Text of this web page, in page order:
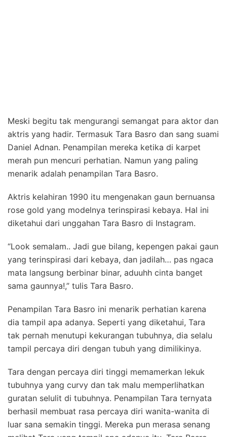
Meski begitu tak mengurangi semangat para aktor dan
aktris yang hadir. Termasuk Tara Basro dan sang suami
Daniel Adnan. Penampilan mereka ketika di karpet
merah pun mencuri perhatian. Namun yang paling
menarik adalah penampilan Tara Basro.
Aktris kelahiran 1990 itu mengenakan gaun bernuansa
rose gold yang modelnya terinspirasi kebaya. Hal ini
diketahui dari unggahan Tara Basro di Instagram.
“Look semalam.. Jadi gue bilang, kepengen pakai gaun
yang terinspirasi dari kebaya, dan jadilah… pas ngaca
mata langsung berbinar binar, aduuhh cinta banget
sama gaunnya!,” tulis Tara Basro.
Penampilan Tara Basro ini menarik perhatian karena
dia tampil apa adanya. Seperti yang diketahui, Tara
tak pernah menutupi kekurangan tubuhnya, dia selalu
tampil percaya diri dengan tubuh yang dimilikinya.
Tara dengan percaya diri tinggi memamerkan lekuk
tubuhnya yang curvy dan tak malu memperlihatkan
guratan selulit di tubuhnya. Penampilan Tara ternyata
berhasil membuat rasa percaya diri wanita-wanita di
luar sana semakin tinggi. Mereka pun merasa senang